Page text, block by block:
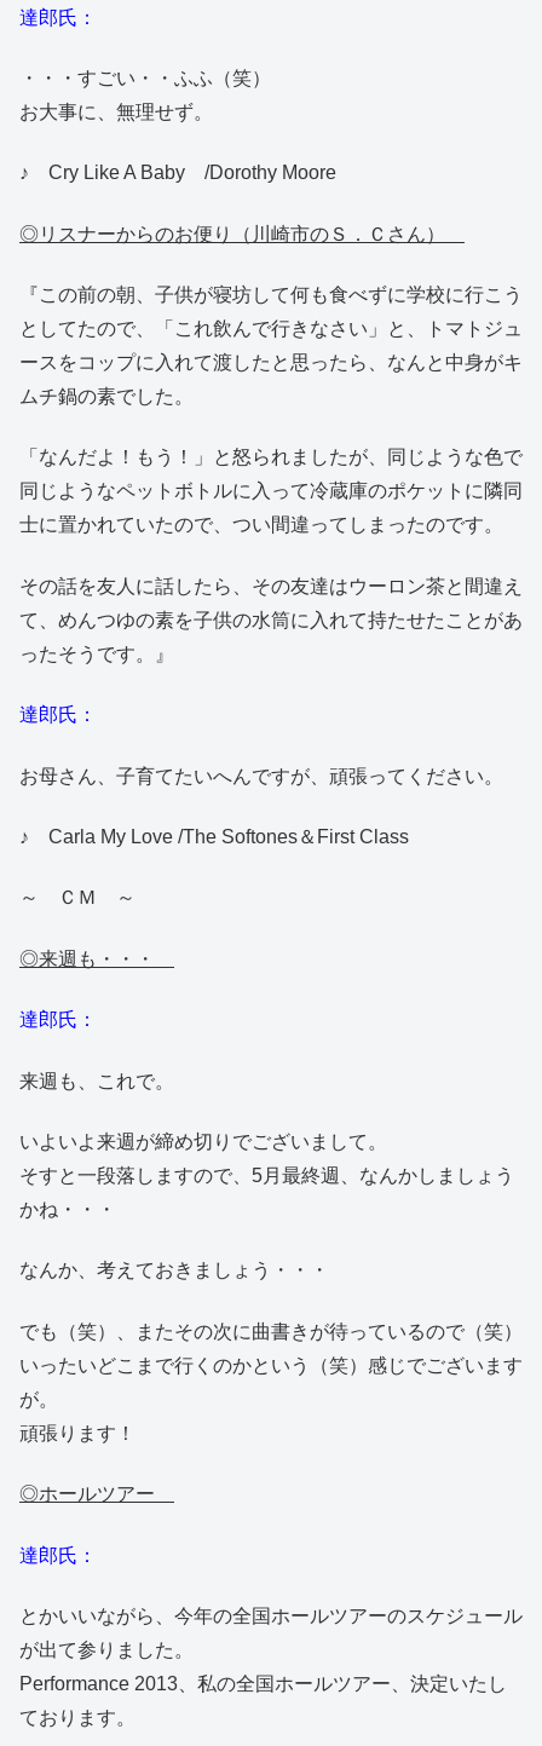
達郎氏：
・・・すごい・・ふふ（笑）
お大事に、無理せず。
♪ Cry Like A Baby /Dorothy Moore
◎リスナーからのお便り（川崎市のＳ．Ｃさん）
『この前の朝、子供が寝坊して何も食べずに学校に行こう
としてたので、「これ飲んで行きなさい」と、トマトジュ
ースをコップに入れて渡したと思ったら、なんと中身がキ
ムチ鍋の素でした。
「なんだよ！もう！」と怒られましたが、同じような色で
同じようなペットボトルに入って冷蔵庫のポケットに隣同
士に置かれていたので、つい間違ってしまったのです。
その話を友人に話したら、その友達はウーロン茶と間違え
て、めんつゆの素を子供の水筒に入れて持たせたことがあ
ったそうです。』
達郎氏：
お母さん、子育てたいへんですが、頑張ってください。
♪ Carla My Love /The Softones＆First Class
～ ＣＭ ～
◎来週も・・・
達郎氏：
来週も、これで。
いよいよ来週が締め切りでございまして。
そすと一段落しますので、5月最終週、なんかしましょう
かね・・・
なんか、考えておきましょう・・・
でも（笑）、またその次に曲書きが待っているので（笑）
いったいどこまで行くのかという（笑）感じでございます
が。
頑張ります！
◎ホールツアー
達郎氏：
とかいいながら、今年の全国ホールツアーのスケジュール
が出て参りました。
Performance 2013、私の全国ホールツアー、決定いたし
ております。